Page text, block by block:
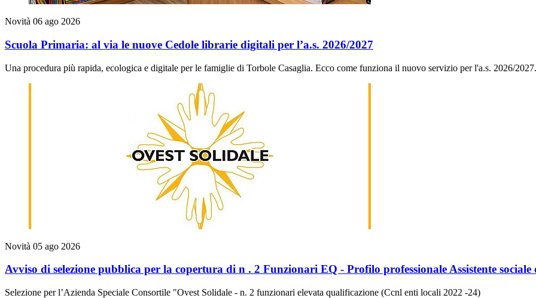
Novità 06 ago 2026
Scuola Primaria: al via le nuove Cedole librarie digitali per l’a.s. 2026/2027
Una procedura più rapida, ecologica e digitale per le famiglie di Torbole Casaglia. Ecco come funziona il nuovo servizio per l'a.s. 2026/2027.
Novità 05 ago 2026
Avviso di selezione pubblica per la copertura di n . 2 Funzionari EQ - Profilo professionale Assistente sociale
Selezione per l’Azienda Speciale Consortile "Ovest Solidale - n. 2 funzionari elevata qualificazione (Ccnl enti locali 2022 -24)